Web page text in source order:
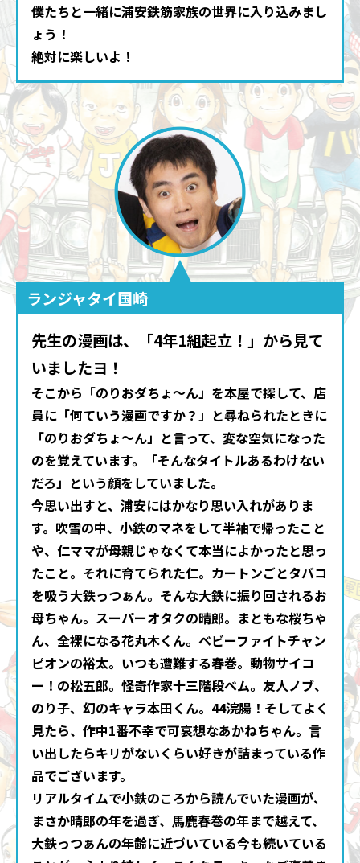
僕たちと一緒に浦安鉄筋家族の世界に入り込みまし
ょう！
絶対に楽しいよ！
ランジャタイ国崎
先生の漫画は、「4年1組起立！」から見て
いましたヨ！
そこから「のりおダちょ〜ん」を本屋で探して、店
員に「何ていう漫画ですか？」と尋ねられたときに
「のりおダちょ〜ん」と言って、変な空気になった
のを覚えています。「そんなタイトルあるわけない
だろ」という顔をしていました。
今思い出すと、浦安にはかなり思い入れがありま
す。吹雪の中、小鉄のマネをして半袖で帰ったこと
や、仁ママが母親じゃなくて本当によかったと思っ
たこと。それに育てられた仁。カートンごとタバコ
を吸う大鉄っつぁん。そんな大鉄に振り回されるお
母ちゃん。スーパーオタクの晴郎。まともな桜ちゃ
ん、全裸になる花丸木くん。ベビーファイトチャン
ピオンの裕太。いつも遭難する春巻。動物サイコ
ー！の松五郎。怪奇作家十三階段ベム。友人ノブ、
のり子、幻のキャラ本田くん。44浣腸！そしてよく
見たら、作中1番不幸で可哀想なあかねちゃん。言
い出したらキリがないくらい好きが詰まっている作
品でございます。
リアルタイムで小鉄のころから読んでいた漫画が、
まさか晴郎の年を過ぎ、馬鹿春巻の年まで越えて、
大鉄っつぁんの年齢に近づいている今も続いている